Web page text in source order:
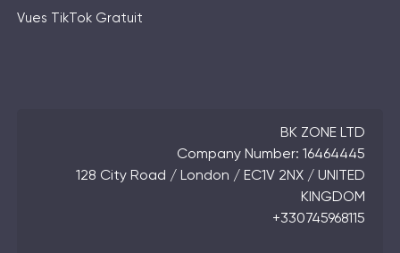
Vues TikTok Gratuit
BK ZONE LTD
Company Number: 16464445
128 City Road / London / EC1V 2NX / UNITED
KINGDOM
+330745968115